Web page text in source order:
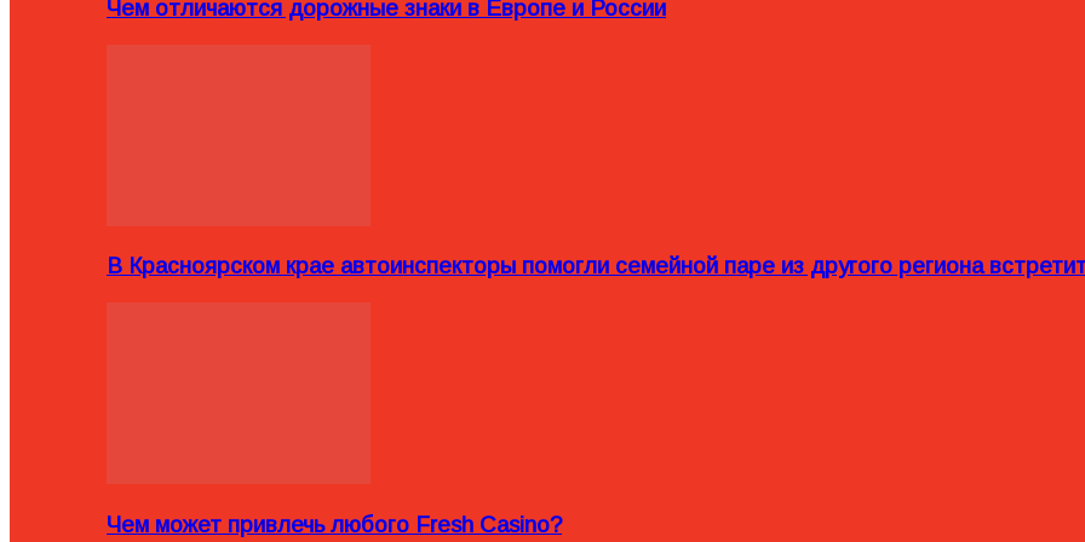
Чем отличаются дорожные знаки в Европе и России
В Красноярском крае автоинспекторы помогли семейной паре из другого региона
Чем может привлечь любого Fresh Casino?